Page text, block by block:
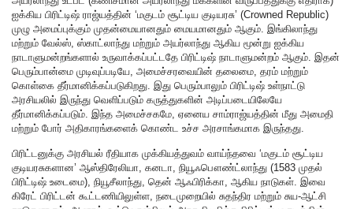
ஐக்கிய பிரிட்டிஷ் ராஜ்யத்தின் ‘மகுடம் சூட்டிய குடியரசு’ (Crowned Republic)
முழு அமைப்புக்கும் முதன்மையானதும் மையமானதும் ஆகும். இங்கிலாந்து
மற்றும் வேல்ஸ், ஸ்காட்லாந்து மற்றும் அயர்லாந்து ஆகிய மூன்று ஐக்கிய
நாடாளுமன்றங்களால் உருவாக்கப்பட்டதே பிரிட்டிஷ் நாடாளுமன்றம் ஆகும். இதன்
பெரும்பான்மை முடிவுப்படியே, அமைச்சரவையின் தலைமை, தரம் மற்றும்
கொள்கை தீர்மானிக்கப்படுகிறது. இது பெரும்பாலும் பிரிட்டிஷ் உள்நாட்டு
அரசியலில் இருந்து வெளிப்படும் கருத்துகளின் அடிப்படையிலேயே
தீர்மானிக்கப்படும். இந்த அமைச்சகமே, ஏனைய சாம்ராஜ்யத்தின் மீது அமைதி
மற்றும் போர் அதிகாரங்களைக் கொண்ட உச்ச அரசாங்கமாக இருந்தது.
பிரிட்டனுக்கு அரசியல் ரீதியாக முக்கியத்துவம் வாய்ந்தவை ‘மகுடம் சூட்டிய
குடியரசுகளான’ ஆஸ்திரேலியா, கனடா, நியூஃபௌண்ட்லாந்து (1583 முதல்
பிரிட்டிஷ் உடைமை), நியூசீலாந்து, தென் ஆஃபிரிக்கா, ஆகிய நாடுகள். இவை
கிரேட் பிரிட்டன் கூட்டணியிலுள்ள, நடைமுறையில் சுதந்திர மற்றும் சுய-ஆட்சி